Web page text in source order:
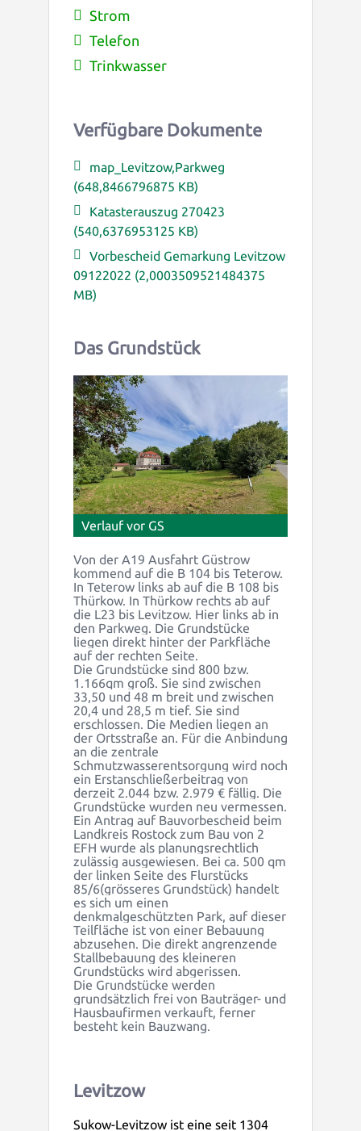
Strom
Telefon
Trinkwasser
Verfügbare Dokumente
map_Levitzow,Parkweg
(648,8466796875 KB)
Katasterauszug 270423
(540,6376953125 KB)
Vorbescheid Gemarkung Levitzow
09122022 (2,0003509521484375
MB)
Das Grundstück
Verlauf vor GS
Von der A19 Ausfahrt Güstrow
kommend auf die B 104 bis Teterow.
In Teterow links ab auf die B 108 bis
Thürkow. In Thürkow rechts ab auf
die L23 bis Levitzow. Hier links ab in
den Parkweg. Die Grundstücke
liegen direkt hinter der Parkfläche
auf der rechten Seite.
Die Grundstücke sind 800 bzw.
1.166qm groß. Sie sind zwischen
33,50 und 48 m breit und zwischen
20,4 und 28,5 m tief. Sie sind
erschlossen. Die Medien liegen an
der Ortsstraße an. Für die Anbindung
an die zentrale
Schmutzwasserentsorgung wird noch
ein Erstanschließerbeitrag von
derzeit 2.044 bzw. 2.979 € fällig. Die
Grundstücke wurden neu vermessen.
Ein Antrag auf Bauvorbescheid beim
Landkreis Rostock zum Bau von 2
EFH wurde als planungsrechtlich
zulässig ausgewiesen. Bei ca. 500 qm
der linken Seite des Flurstücks
85/6(grösseres Grundstück) handelt
es sich um einen
denkmalgeschützten Park, auf dieser
Teilfläche ist von einer Bebauung
abzusehen. Die direkt angrenzende
Stallbebauung des kleineren
Grundstücks wird abgerissen.
Die Grundstücke werden
grundsätzlich frei von Bauträger- und
Hausbaufirmen verkauft, ferner
besteht kein Bauzwang.
Levitzow
Sukow-Levitzow ist eine seit 1304